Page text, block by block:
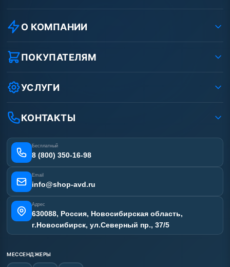
О КОМПАНИИ
О компании
Реквизиты ООО «Шоп АВД»
Условия соглашения
Вакансии
Статьи
ПОКУПАТЕЛЯМ
Как заказать?
Оплата
Лизинг
Получить скидку
УСЛУГИ
Ремонт АВД
Сертификаты
Отзывы наших клиентов
Карта сайта
КОНТАКТЫ
Бесплатный
8 (800) 350-16-98
Email
info@shop-avd.ru
Адрес
630088, Россия, Новосибирская область,
г.Новосибирск, ул.Северный пр., 37/5
МЕССЕНДЖЕРЫ